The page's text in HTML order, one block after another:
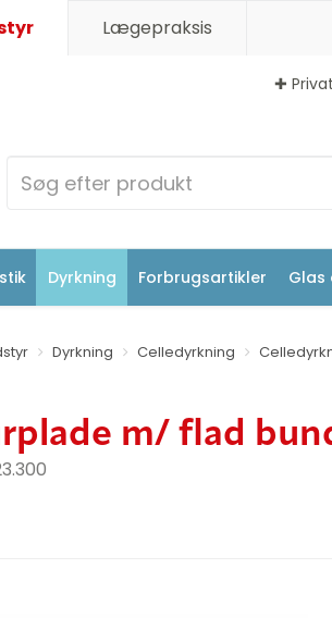
Lægepraksis
✚
Dyrkning Forbrugsartikler
Dyrkning Celledyrkning
m/ flad